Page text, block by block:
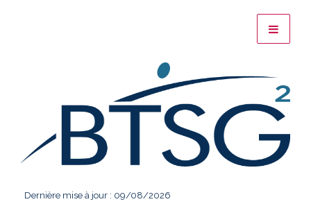
Dernière mise à jour : 09/08/2026